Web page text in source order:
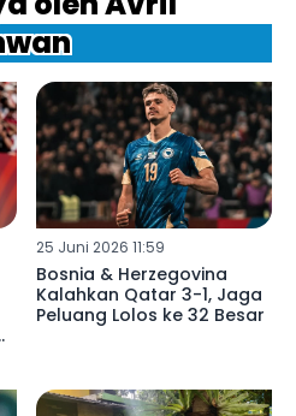
25 Juni 2026 11:59
Bosnia & Herzegovina
Kalahkan Qatar 3-1, Jaga
Peluang Lolos ke 32 Besar